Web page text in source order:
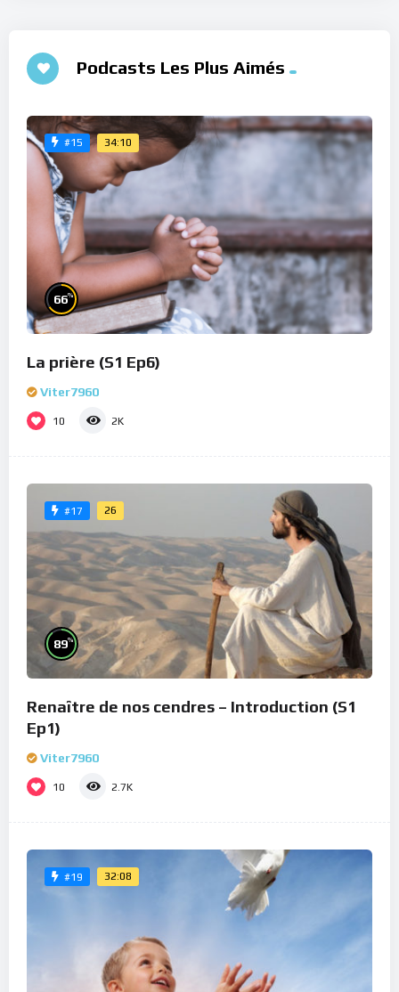
Podcasts Les Plus Aimés
#15 34:10
66%
La prière (S1 Ep6)
Viter7960
10 2K
#17 26
89%
Renaître de nos cendres – Introduction (S1
Ep1)
Viter7960
10 2.7K
#19 32:08